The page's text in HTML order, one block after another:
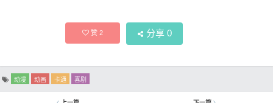
赞2 分享 0
动漫 动画 卡通 喜剧